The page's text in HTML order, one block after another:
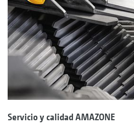
Servicio y calidad AMAZONE